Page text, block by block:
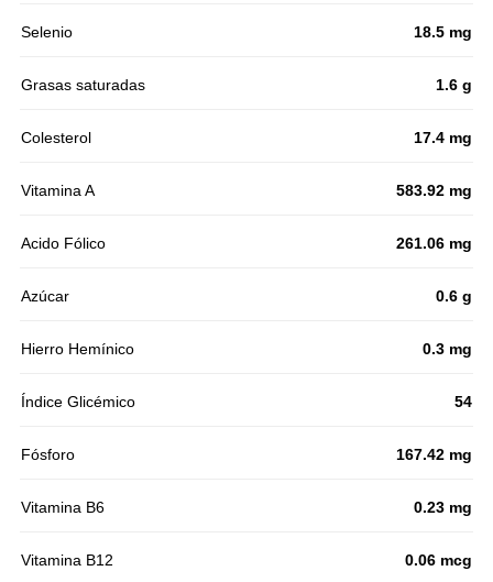
Selenio 18.5 mg
Grasas saturadas 1.6 g
Colesterol 17.4 mg
Vitamina A 583.92 mg
Acido Fólico 261.06 mg
Azúcar 0.6 g
Hierro Hemínico 0.3 mg
Índice Glicémico 54
Fósforo 167.42 mg
Vitamina B6 0.23 mg
Vitamina B12 0.06 mcg